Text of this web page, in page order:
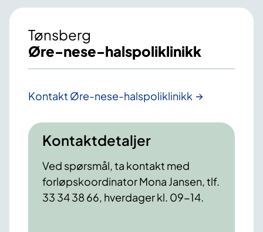
Tønsberg
Øre-nese-halspoliklinikk
Kontakt Øre-nese-halspoliklinikk
Kontaktdetaljer
Ved spørsmål, ta kontakt med
forløpskoordinator Mona Jansen, tlf.
33 34 38 66, hverdager kl. 09-14.